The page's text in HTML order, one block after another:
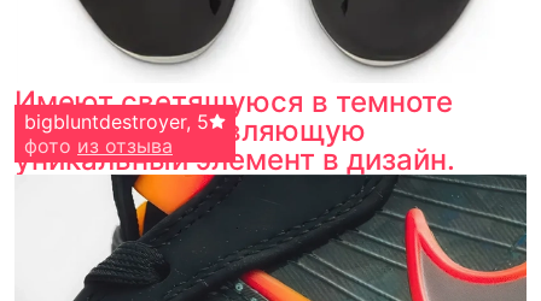
Имеют светящуюся в темноте
подошву, добавляющую
уникальный элемент в дизайн.
bigbluntdestroyer, 5
фото из отзыва